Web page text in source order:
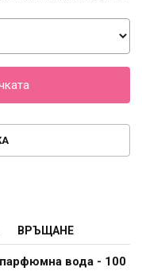
ВРЪЩАНЕ
вода - 100